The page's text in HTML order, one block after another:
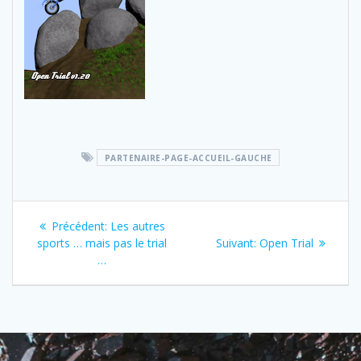
PARTENAIRE-PAGE-ACCUEIL-GAUCHE
Navigation
de
l’article
Précédent: Previous
post:
Les autres
sports … mais pas le trial
…
Suivant: Next
Open Trial